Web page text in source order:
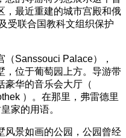
，最近重建的城市宫殿和俄
受联合国教科文组织保护
Sanssouci Palace），
，位于葡萄园上方。导游带
豪华的音乐会大厅（
）。在那里，弗雷德里
家的用语。
风景如画的公园，公园曾经